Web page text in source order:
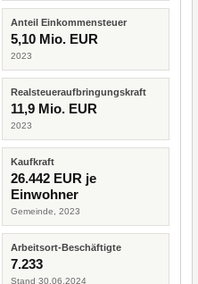
Anteil Einkommensteuer
5,10 Mio. EUR
2023
Realsteueraufbringungskraft
11,9 Mio. EUR
2023
Kaufkraft
26.442 EUR je
Einwohner
Gemeinde, 2023
Arbeitsort-Beschäftigte
7.233
Stand 30.06.2024